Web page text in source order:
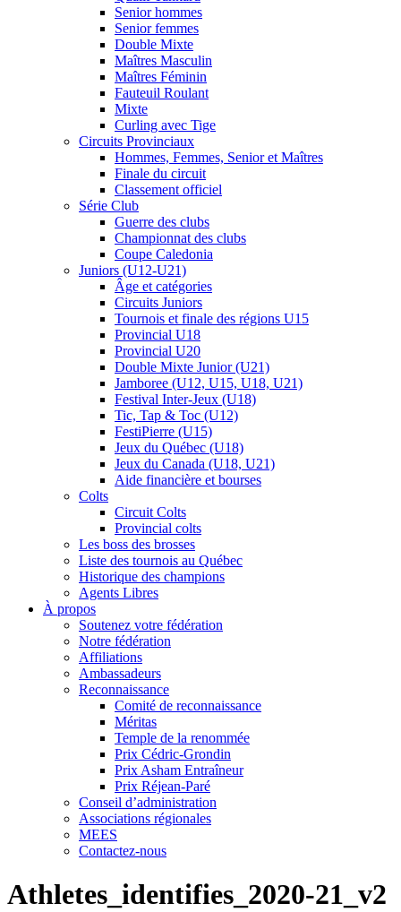
Senior hommes
Senior femmes
Double Mixte
Maîtres Masculin
Maîtres Féminin
Fauteuil Roulant
Mixte
Curling avec Tige
Circuits Provinciaux
Hommes, Femmes, Senior et Maîtres
Finale du circuit
Classement officiel
Série Club
Guerre des clubs
Championnat des clubs
Coupe Caledonia
Juniors (U12-U21)
Âge et catégories
Circuits Juniors
Tournois et finale des régions U15
Provincial U18
Provincial U20
Double Mixte Junior (U21)
Jamboree (U12, U15, U18, U21)
Festival Inter-Jeux (U18)
Tic, Tap & Toc (U12)
FestiPierre (U15)
Jeux du Québec (U18)
Jeux du Canada (U18, U21)
Aide financière et bourses
Colts
Circuit Colts
Provincial colts
Les boss des brosses
Liste des tournois au Québec
Historique des champions
Agents Libres
À propos
Soutenez votre fédération
Notre fédération
Affiliations
Ambassadeurs
Reconnaissance
Comité de reconnaissance
Méritas
Temple de la renommée
Prix Cédric-Grondin
Prix Asham Entraîneur
Prix Réjean-Paré
Conseil d’administration
Associations régionales
MEES
Contactez-nous
Athletes_identifies_2020-21_v2